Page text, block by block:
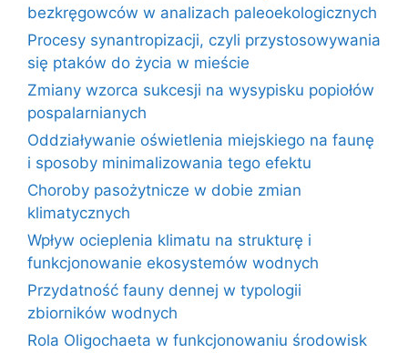
bezkręgowców w analizach paleoekologicznych
Procesy synantropizacji, czyli przystosowywania
się ptaków do życia w mieście
Zmiany wzorca sukcesji na wysypisku popiołów
pospalarnianych
Oddziaływanie oświetlenia miejskiego na faunę
i sposoby minimalizowania tego efektu
Choroby pasożytnicze w dobie zmian
klimatycznych
Wpływ ocieplenia klimatu na strukturę i
funkcjonowanie ekosystemów wodnych
Przydatność fauny dennej w typologii
zbiorników wodnych
Rola Oligochaeta w funkcjonowaniu środowisk